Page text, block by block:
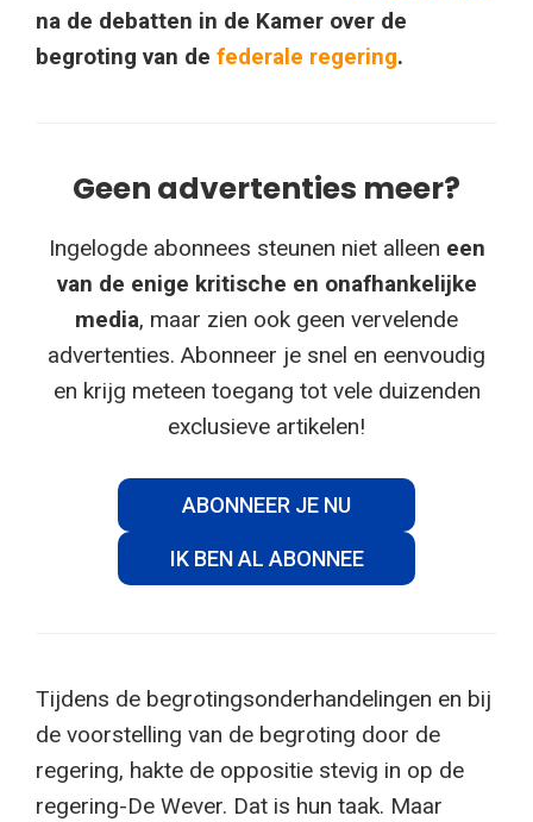
na de debatten in de Kamer over de
begroting van de federale regering.
Geen advertenties meer?
Ingelogde abonnees steunen niet alleen een
van de enige kritische en onafhankelijke
media, maar zien ook geen vervelende
advertenties. Abonneer je snel en eenvoudig
en krijg meteen toegang tot vele duizenden
exclusieve artikelen!
ABONNEER JE NU
IK BEN AL ABONNEE
Tijdens de begrotingsonderhandelingen en bij
de voorstelling van de begroting door de
regering, hakte de oppositie stevig in op de
regering-De Wever. Dat is hun taak. Maar